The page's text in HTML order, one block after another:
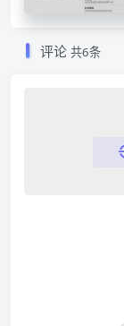
充日周月报
评论 共6条